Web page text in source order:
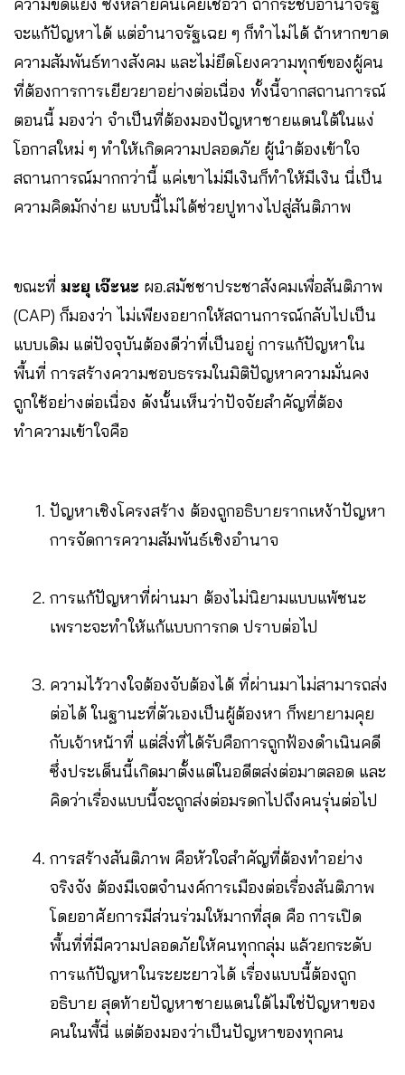
จะแก้ปัญหาได้ แต่อำนาจรัฐเฉย ๆ ก็ทำไม่ได้ ถ้าหากขาด
ความสัมพันธ์ทางสังคม และไม่ยึดโยงความทุกข์ของผู้คน
ที่ต้องการการเยียวยาอย่างต่อเนื่อง ทั้งนี้จากสถานการณ์
ตอนนี้ มองว่า จำเป็นที่ต้องมองปัญหาชายแดนใต้ในแง่
โอกาสใหม่ ๆ ทำให้เกิดความปลอดภัย ผู้นำต้องเข้าใจ
สถานการณ์มากกว่านี้ แค่เขาไม่มีเงินก็ทำให้มีเงิน นี่เป็น
ความคิดมักง่าย แบบนี้ไม่ได้ช่วยปูทางไปสู่สันติภาพ
ขณะที่ มะยุ เจ๊ะนะ ผอ.สมัชชาประชาสังคมเพื่อสันติภาพ
(CAP) ก็มองว่า ไม่เพียงอยากให้สถานการณ์กลับไปเป็น
แบบเดิม แต่ปัจจุบันต้องดีว่าที่เป็นอยู่ การแก้ปัญหาใน
พื้นที่ การสร้างความชอบธรรมในมิติปัญหาความมั่นคง
ถูกใช้อย่างต่อเนื่อง ดังนั้นเห็นว่าปัจจัยสำคัญที่ต้อง
ทำความเข้าใจคือ
ปัญหาเชิงโครงสร้าง ต้องถูกอธิบายรากเหง้าปัญหา
การจัดการความสัมพันธ์เชิงอำนาจ
การแก้ปัญหาที่ผ่านมา ต้องไม่นิยามแบบแพ้ชนะ
เพราะจะทำให้แก้แบบการกด ปราบต่อไป
ความไว้วางใจต้องจับต้องได้ ที่ผ่านมาไม่สามารถส่ง
ต่อได้ ในฐานะที่ตัวเองเป็นผู้ต้องหา ก็พยายามคุย
กับเจ้าหน้าที่ แต่สิ่งที่ได้รับคือการถูกฟ้องดำเนินคดี
ซึ่งประเด็นนี้เกิดมาตั้งแต่ในอดีตส่งต่อมาตลอด และ
คิดว่าเรื่องแบบนี้จะถูกส่งต่อมรดกไปถึงคนรุ่นต่อไป
การสร้างสันติภาพ คือหัวใจสำคัญที่ต้องทำอย่าง
จริงจัง ต้องมีเจตจำนงค์การเมืองต่อเรื่องสันติภาพ
โดยอาศัยการมีส่วนร่วมให้มากที่สุด คือ การเปิด
พื้นที่ที่มีความปลอดภัยให้คนทุกกลุ่ม แล้วยกระดับ
การแก้ปัญหาในระยะยาวได้ เรื่องแบบนี้ต้องถูก
อธิบาย สุดท้ายปัญหาชายแดนใต้ไม่ใช่ปัญหาของ
คนในพื้นี่ แต่ต้องมองว่าเป็นปัญหาของทุกคน